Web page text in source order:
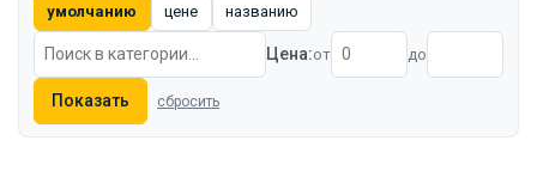
умолчанию цене названию
Цена:от до
Показать сбросить